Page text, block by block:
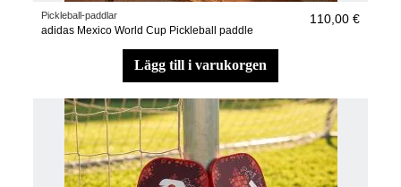
Pickleball-paddlar
adidas Mexico World Cup Pickleball paddle
110,00 €
lägg till i varukorgen